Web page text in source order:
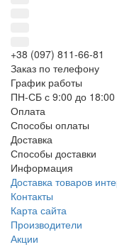
+38 (097) 811-66-81
Заказ по телефону
График работы
ПН-СБ с 9:00 до 18:00
Оплата
Способы оплаты
Доставка
Способы доставки
Информация
Доставка товаров
Контакты
Карта сайта
Производители
Акции